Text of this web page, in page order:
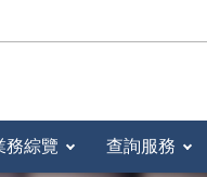
務綜覽 查詢服務